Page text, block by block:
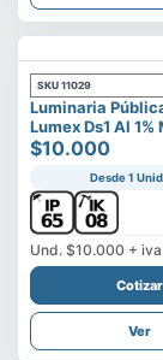
SKU 11029
Luminaria
Lumex Ds1 Al 1%
Vega
$10.000
Desde 1
Und. $10.000 + iva
Cotizar
Ver